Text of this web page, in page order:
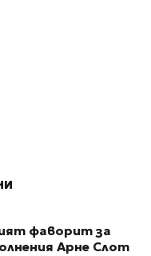
фаворит за
Арне Слот